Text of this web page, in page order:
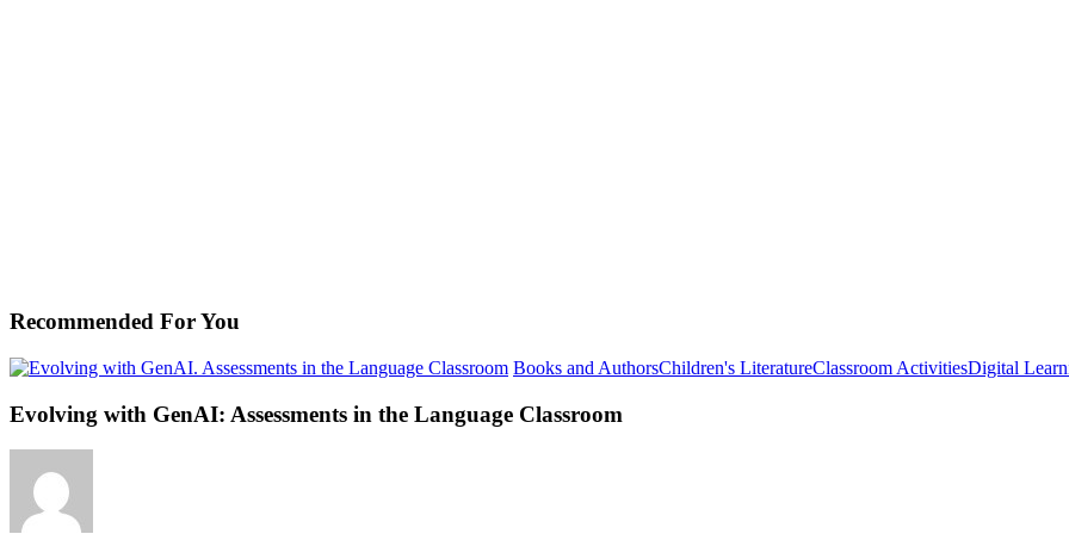
Recommended For You
Books and AuthorsChildren's LiteratureClassroom ActivitiesDigital
Evolving with GenAI: Assessments in the Language Classroom